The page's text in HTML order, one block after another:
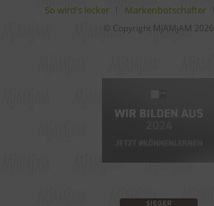
So wird's lecker
Markenbotschafter
© Copyright MjAMjAM 2026